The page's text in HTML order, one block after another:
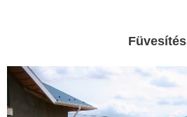
Füvesítés